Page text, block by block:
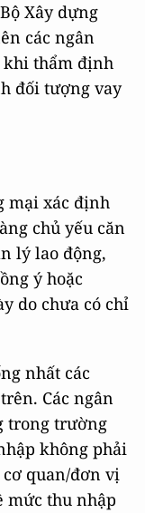
Xây dựng
các ngân
khi thẩm định
đối tượng vay
mại xác định
chủ yếu căn
lý lao động,
ý hoặc
do chưa có chỉ
nhất các
Các ngân
trong trường
không phải
quan/đơn vị
mức thu nhập